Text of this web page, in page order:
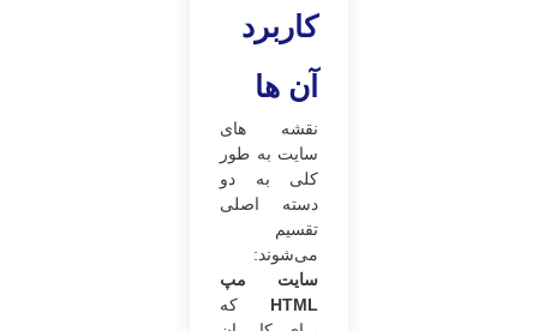
کاربرد
آن ها
نقشه های
سایت به طور
کلی به دو
دسته اصلی
تقسیم
می‌شوند:
سایت مپ
HTML که